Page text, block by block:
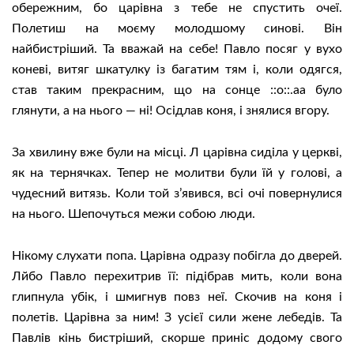
обережним, бо царівна з тебе не спустить очеї.
Полетиш на моєму молодшому синові. Він
найбистріший. Та вважай на себе! Павло посяг у вухо
коневі, витяг шкатулку із багатим тям і, коли одягся,
став таким прекрасним, що на сонце ::о::.аа було
глянути, а на нього — ні! Осідлав коня, і знялися вгору.
За хвилину вже були на місці. Л царівна сиділа у церкві,
як на тернячках. Тепер не молитви були їй у голові, а
чудесний витязь. Коли той з’явився, всі очі повернулися
на нього. Шепочуться межи собою люди.
Нікому слухати попа. Царівна одразу побігла до дверей.
Лйбо Павло перехитрив її: підібрав мить, коли вона
глипнула убік, і шмигнув повз неї. Скочив на коня і
полетів. Царівна за ним! З усієї сили жене лебедів. Та
Павлів кінь бистріший, скорше приніс додому свого